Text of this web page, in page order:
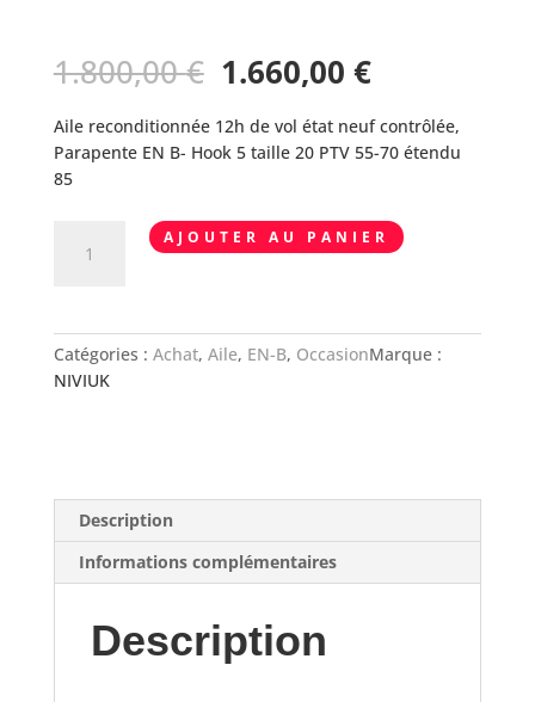
1.800,00€ Le
prix
initial
était :
1.800,00 €.
1.660,00 €Le
prix
actuel
est :
1.660,00 €.
Aile reconditionnée 12h de vol état neuf contrôlée,
Parapente EN B- Hook 5 taille 20 PTV 55-70 étendu
85
HOOK
5
20
55-
étendu
AJOUTER AU PANIER
Catégories : Achat, Aile, EN-B, OccasionMarque :
NIVIUK
Description
Informations complémentaires
Description